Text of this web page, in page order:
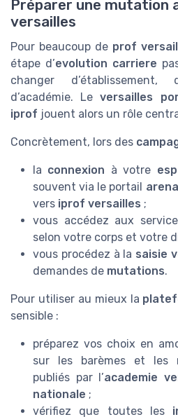
Préparer une mutation
versailles
Pour beaucoup de prof
étape d’evolution carriere
changer
d’académie. Leversailles
iprof jouent alors un rôle
Concrètement, lors des
la connexion à votre
souvent via le portail arena
vers iprof versailles ;
vous accédez aux
selon votre corps et votre
vous procédez à la saisie
demandes de mutations.
Pour utiliser au mieux la
sensible :
préparez vos choix en
sur les barèmes et les
publiés par l’academie
nationale ;
vérifiez que toutes les